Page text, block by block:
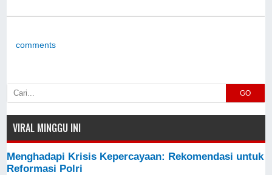
comments
GO
VIRAL MINGGU INI
Menghadapi Krisis Kepercayaan: Rekomendasi untuk
Reformasi Polri